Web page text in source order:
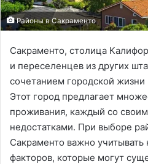
Районы в Сакраменто
Сакраменто, столица
и переселенцев из других
сочетанием городской жизни
Этот город предлагает
проживания, каждый со
недостатками. При выборе
Сакраменто важно учитывать
факторов, которые могут